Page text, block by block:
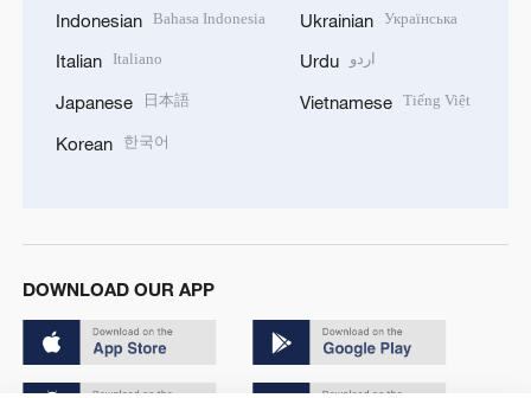
Indonesian Bahasa Indonesia
Italian Italiano
Japanese 日本語
Korean 한국어
Ukrainian Українська
Urdu اردو
Vietnamese Tiếng Việt
DOWNLOAD OUR APP